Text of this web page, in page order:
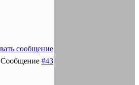
Сообщение #43